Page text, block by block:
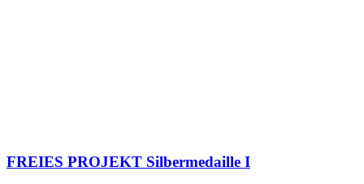
FREIES PROJEKT Silbermedaille I